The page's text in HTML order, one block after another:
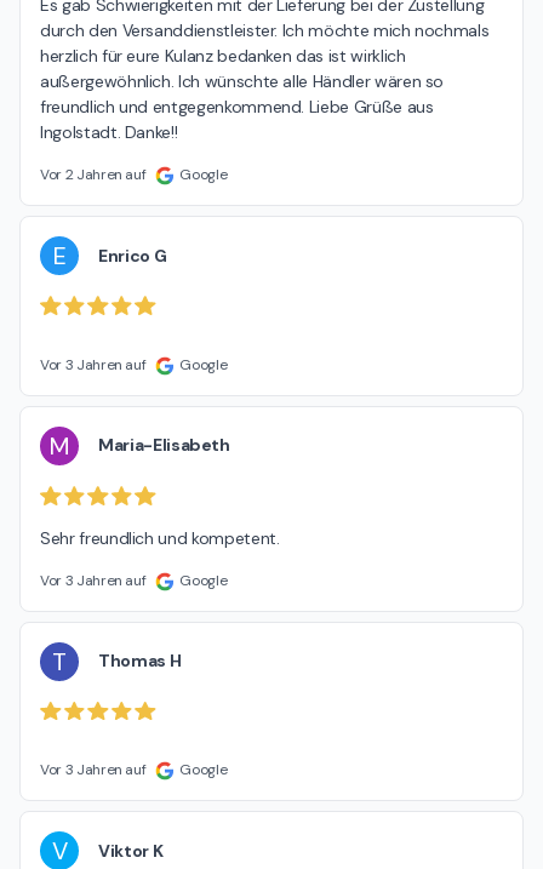
Es gab Schwierigkeiten mit der Lieferung bei der Zustellung
durch den Versanddienstleister. Ich möchte mich nochmals
herzlich für eure Kulanz bedanken das ist wirklich
außergewöhnlich. Ich wünschte alle Händler wären so
freundlich und entgegenkommend. Liebe Grüße aus
Ingolstadt. Danke!!
Vor 2 Jahren auf Google
E Enrico G
Vor 3 Jahren auf Google
M Maria-Elisabeth
Sehr freundlich und kompetent.
Vor 3 Jahren auf Google
T Thomas H
Vor 3 Jahren auf Google
V Viktor K